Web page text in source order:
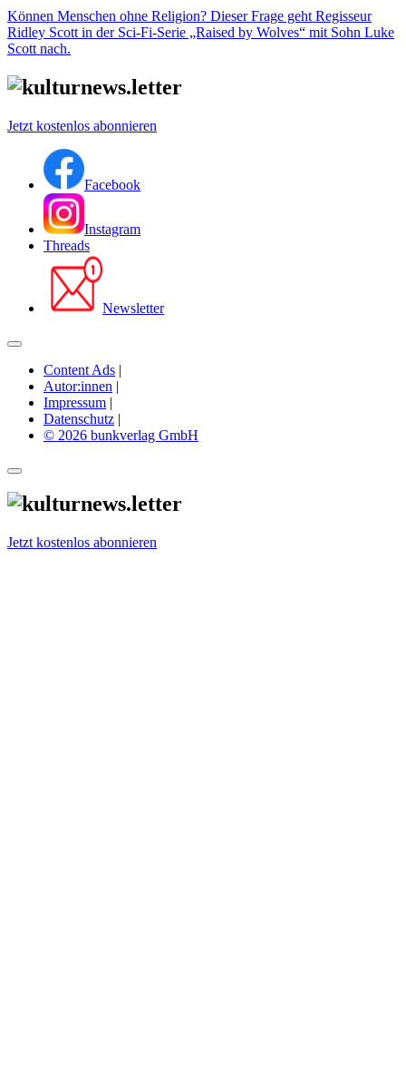
Können Menschen ohne Religion? Dieser Frage geht Regisseur
Ridley Scott in der Sci-Fi-Serie „Raised by Wolves“ mit Sohn Luke
Scott nach.
Jetzt kostenlos abonnieren
Facebook
Instagram
Threads
Newsletter
Content Ads |
Autor:innen |
Impressum |
Datenschutz |
© 2026 bunkverlag GmbH
Jetzt kostenlos abonnieren